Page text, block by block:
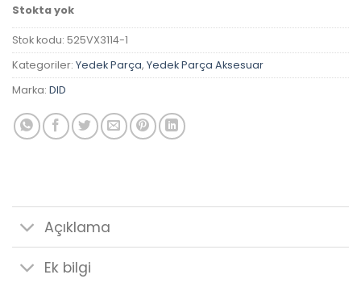
Stokta yok
Stok kodu: 525VX3114-1
Kategoriler: Yedek Parça, Yedek Parça Aksesuar
Marka: DID
Açıklama
Ek bilgi